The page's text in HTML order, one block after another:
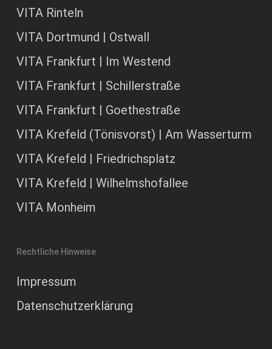
VITA Rinteln
VITA Dortmund | Ostwall
VITA Frankfurt | Im Westend
VITA Frankfurt | Schillerstraße
VITA Frankfurt | Goethestraße
VITA Krefeld (Tönisvorst) | Am Wasserturm
VITA Krefeld | Friedrichsplatz
VITA Krefeld | Wilhelmshofallee
VITA Monheim
Rechtliche Hinweise
Impressum
Datenschutzerklärung